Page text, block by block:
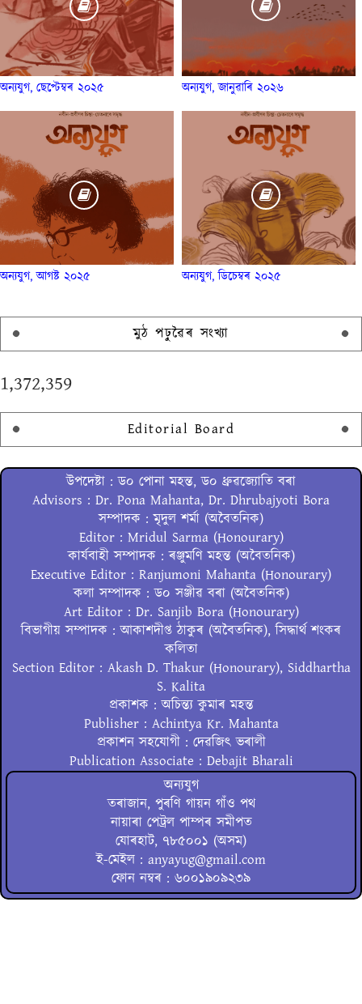
অন্যযুগ, ছেপ্টেম্বৰ ২০২৫ অন্যযুগ, জানুৱাৰি ২০২৬
অন্যযুগ, আগষ্ট ২০২৫ অন্যযুগ, ডিচেম্বৰ ২০২৫
মুঠ পঢ়ুৱৈৰ সংখ্যা
1,372,359
Editorial Board
উপদেষ্টা : ড০ পোনা মহন্ত, ড০ ধ্ৰুৱজ্যোতি বৰা
Advisors : Dr. Pona Mahanta, Dr. Dhrubajyoti Bora
সম্পাদক : মৃদুল শৰ্মা (অবৈতনিক)
Editor : Mridul Sarma (Honourary)
কাৰ্যবাহী সম্পাদক : ৰঞ্জুমণি মহন্ত (অবৈতনিক)
Executive Editor : Ranjumoni Mahanta (Honourary)
কলা সম্পাদক : ড০ সঞ্জীৱ বৰা (অবৈতনিক)
Art Editor : Dr. Sanjib Bora (Honourary)
বিভাগীয় সম্পাদক : আকাশদীপ্ত ঠাকুৰ (অবৈতনিক), সিদ্ধাৰ্থ শংকৰ
কলিতা
Section Editor : Akash D. Thakur (Honourary), Siddhartha
S. Kalita
প্ৰকাশক : অচিন্ত্য কুমাৰ মহন্ত
Publisher : Achintya Kr. Mahanta
প্ৰকাশন সহযোগী : দেৱজিৎ ভৰালী
Publication Associate : Debajit Bharali
অন্যযুগ
তৰাজান, পুৰণি গায়ন গাঁও পথ
নায়াৰা পেট্ৰল পাম্পৰ সমীপত
যোৰহাট, ৭৮৫০০১ (অসম)
ই-মেইল : anyayug@gmail.com
ফোন নম্বৰ : ৬০০১৯০৯২৩৯